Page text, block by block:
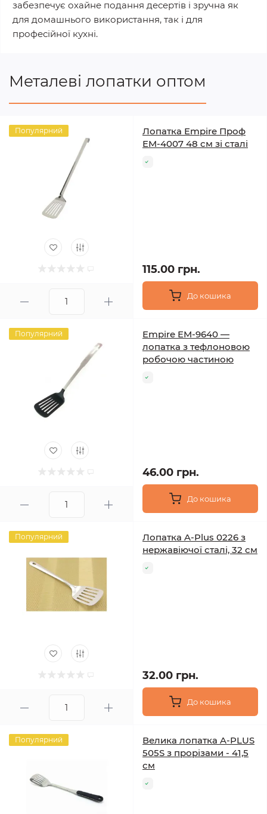
забезпечує охайне подання десертів і зручна як
для домашнього використання, так і для
професійної кухні.
Металеві лопатки оптом
Популярний
Лопатка Empire Проф
EM-4007 48 см зі сталі
115.00 грн.
До кошика
Популярний
Empire EM-9640 —
лопатка з тефлоновою
робочою частиною
46.00 грн.
До кошика
Популярний
Лопатка A-Plus 0226 з
нержавіючої сталі, 32 см
32.00 грн.
До кошика
Популярний
Велика лопатка A-PLUS
505S з прорізами - 41,5
см